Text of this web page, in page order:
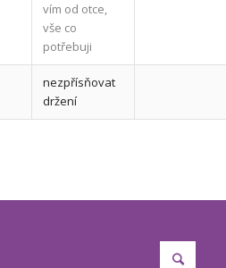
vím od otce,
vše co
potřebuji
nezpřísňovat
držení